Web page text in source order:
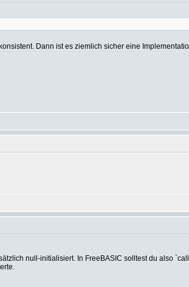
Dann ist es ziemlich sicher eine
null-initialisiert. In FreeBASIC solltest du also